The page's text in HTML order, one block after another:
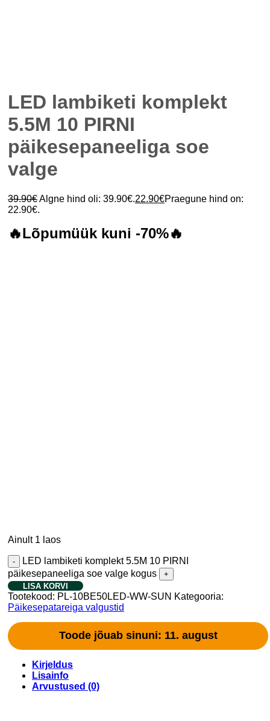
LED lambiketi komplekt
5.5M 10 PIRNI
päikesepaneeliga soe
valge
39.90€Algne hind oli: 39.90€.22.90€Praegune hind on:
22.90€.
🔥Lõpumüük kuni -70%🔥
Ainult 1 laos
LED lambiketi komplekt 5.5M 10 PIRNI
päikesepaneeliga soe valge kogus
LISA KORVI
Tootekood: PL-10BE50LED-WW-SUN Kategooria:
Päikesepatareiga valgustid
Toode jõuab sinuni: 11. august
Kirjeldus
Lisainfo
Arvustused (0)